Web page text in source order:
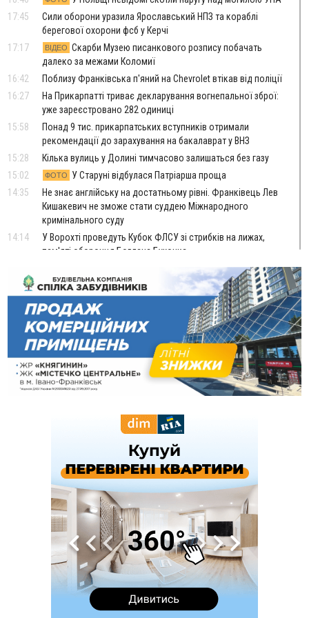
17:45
Сили оборони уразила Ярославський НПЗ та кораблі
берегової охорони фсб у Керчі
17:17
ВІДЕО Скарби Музею писанкового розпису побачать
далеко за межами Коломиї
16:42
Поблизу Франківська п'яний на Chevrolet втікав від поліції
16:27
На Прикарпатті триває декларування вогнепальної зброї:
уже зареєстровано 282 одиниці
15:58
Понад 9 тис. прикарпатських вступників отримали
рекомендації до зарахування на бакалаврат у ВНЗ
15:28
Кілька вулиць у Долині тимчасово залишаться без газу
15:02
ФОТО
У Старуні відбулася Патріарша проща
14:35
Не знає англійську на достатньому рівні. Франківець Лев
Кишакевич не зможе стати суддею Міжнародного
кримінального суду
14:14
У Ворохті проведуть Кубок ФЛСУ зі стрибків на лижах,
пам'яті оборонця Богдана Бухонка
На Калущині розшукали чоловіка, який три дні
блукав у лісі
13:14
Боднар розповів про реакцію влади Польщі на атаки на
українців та про зміни після 23 серпня
12:31
ВІДЕО "Едельвейси" щемливо привітали рідну Коломию з
Днем міста
11:55
Вчора у Франківську, Коломиї, Долині та Яремче
зафіксували рекордну спеку
11:45
У Надвірній п'яна жінка побила малолітнього хлопчика: суд
У басейні Дністра встановилася гідрологічна посуха - рівні
води наблизилися до найнижчих показників
У Бурштині поблизу АЗС сталася масова бійка, поліція
з'ясовує обставини
ФОП із Житомира після купівлі права вимоги за 120
тисяч позивається до Франківська на понад 20 млн грн
У горах біля Осмолоди за допомогою БПЛА розшукали
двох жінок, які заблукали під час збирання ягід
05 Серпня
У Франківську вперше прооперували немовля без
відкритої операції
На лінії зіткнення загинув керівник пошукового загону